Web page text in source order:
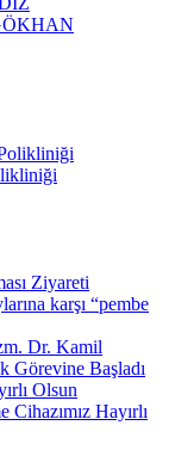
Ziyareti
karşı “pembe
Dr. Kamil
Başladı
Olsun
Hayırlı